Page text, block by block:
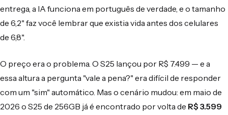
entrega, a IA funciona em português de verdade, e o tamanho
de 6,2" faz você lembrar que existia vida antes dos celulares
de 6,8".
O preço era o problema. O S25 lançou por R$ 7.499 — e a
essa altura a pergunta "vale a pena?" era difícil de responder
com um "sim" automático. Mas o cenário mudou: em maio de
2026 o S25 de 256GB já é encontrado por volta de R$ 3.599